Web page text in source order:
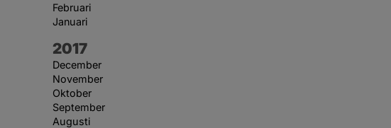
Februari
Januari
År:
2017
December
November
Oktober
September
Augusti